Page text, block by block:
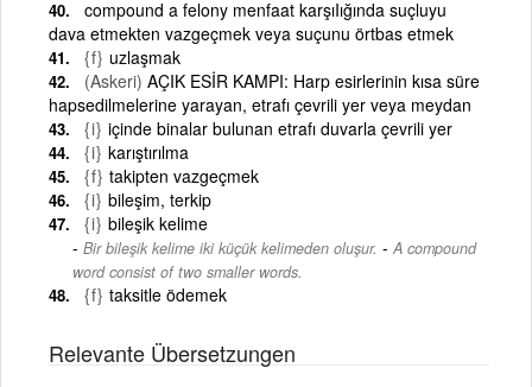
compound a felony menfaat karşıIığında suçluyu
dava etmekten vazgeçmek veya suçunu örtbas etmek
{f} uzlaşmak
(Askeri) AÇIK ESİR KAMPI: Harp esirlerinin kısa süre
hapsedilmelerine yarayan, etrafı çevrili yer veya meydan
{i} içinde binalar bulunan etrafı duvarla çevrili yer
{i} karıştırılma
{f} takipten vazgeçmek
{i} bileşim, terkip
{i} bileşik kelime
Bir bileşik kelime iki küçük kelimeden oluşur. - A compound
word consist of two smaller words.
{f} taksitle ödemek
Relevante Übersetzungen